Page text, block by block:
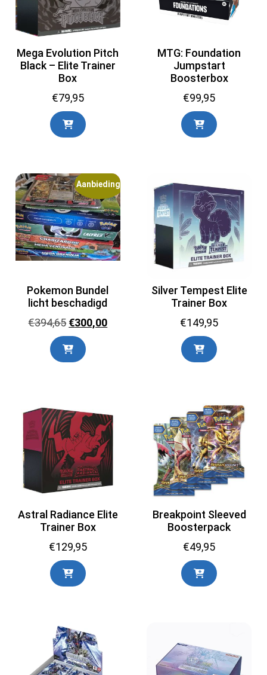
Mega Evolution Pitch
Black – Elite Trainer
Box
€79,95
MTG: Foundation
Jumpstart
Boosterbox
€99,95
Aanbieding!
Pokemon Bundel
licht beschadigd
€394,65 Oorspronkelijke
prijs
was:
€300,00Huidige
Silver Tempest Elite
Trainer Box
€149,95
Astral Radiance Elite
Trainer Box
€129,95
Breakpoint Sleeved
Boosterpack
€49,95